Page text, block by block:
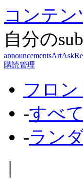
コンテ
自分の
announcementsArt
購読管理
フロン
-すべて
-ラン
|